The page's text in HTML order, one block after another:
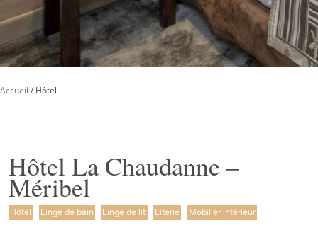
Accueil / Hôtel
Hôtel La Chaudanne –
Méribel
Hôtel Linge de bain Linge de lit Literie Mobilier intérieur